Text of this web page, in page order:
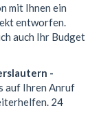
mit Ihnen ein
entworfen.
auch Ihr Budget
-
auf Ihren Anruf
24